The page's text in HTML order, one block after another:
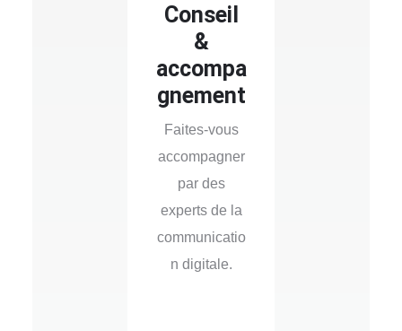
Conseil
&
accompa
gnement
Faites-vous
accompagner
par des
experts de la
communicatio
n digitale.